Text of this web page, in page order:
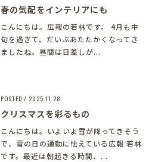
春の気配をインテリアにも
こんにちは。広報の若林です。 4月も中
旬を過ぎて、だいぶあたたかくなってき
ましたね。昼間は日差しが...
POSTED / 2025.11.28
クリスマスを彩るもの
こんにちは。いよいよ雪が降ってきそう
で、雪の日の通勤に怯えている広報 若林
です。最近は朝起きる時間、...